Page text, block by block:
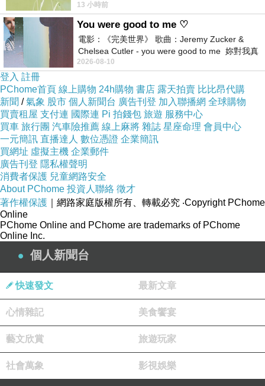
劇本 申鉉成 主演 嚴正化 朴誠雄
13 小時前
You were good to me ♡
電影：《完美世界》 歌曲：Jeremy Zucker &
Chelsea Cutler - you were good to me 妳對我真
好 因
2026-08-10
登入 註冊
PChome首頁 線上購物 24h購物 書店 露天拍賣 比比昂代購
新聞 /氣象 股市 個人新聞台 廣告刊登 加入聯播網 全球購物
買賣租屋 支付連 國際連 Pi 拍錢包 旅遊 服務中心
買車 旅行團 汽車險推薦 線上麻將 雜誌 星座命理 會員中心
一元簡訊 直播達人 數位憑證 企業簡訊
買網址 虛擬主機 企業郵件
廣告刊登 隱私權聲明
消費者保護 兒童網路安全
About PChome 投資人聯絡 徵才
著作權保護 ｜網路家庭版權所有、轉載必究 ‧Copyright PChome
Online
PChome Online and PChome are trademarks of PChome
Online Inc.
個人新聞台
快速發文 最新文章
心情雜記 美食饗宴
藝文欣賞 旅遊玩家
社會萬象 影視娛樂